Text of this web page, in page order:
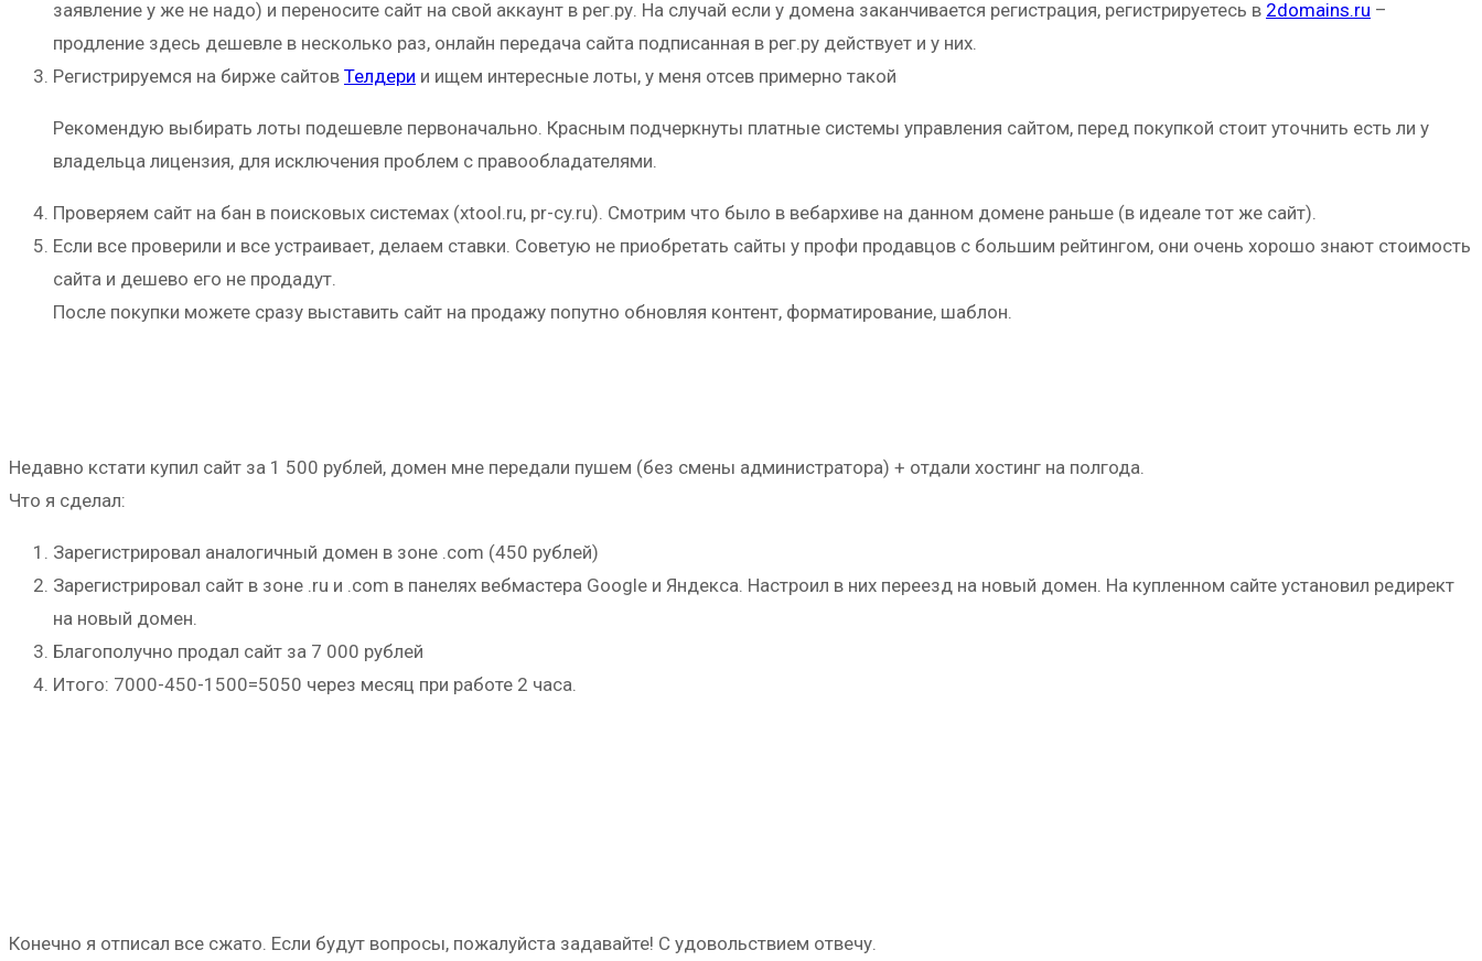
заявление у же не надо) и переносите сайт на свой аккаунт в рег.ру. На случай если у домена заканчивается регистрация, регистрируетесь в 2domains.ru –
продление здесь дешевле в несколько раз, онлайн передача сайта подписанная в рег.ру действует и у них.
Регистрируемся на бирже сайтов Телдери и ищем интересные лоты, у меня отсев примерно такой
Рекомендую выбирать лоты подешевле первоначально. Красным подчеркнуты платные системы управления сайтом, перед покупкой стоит уточнить есть ли у
владельца лицензия, для исключения проблем с правообладателями.
Проверяем сайт на бан в поисковых системах (xtool.ru, pr-cy.ru). Смотрим что было в вебархиве на данном домене раньше (в идеале тот же сайт).
Если все проверили и все устраивает, делаем ставки. Советую не приобретать сайты у профи продавцов с большим рейтингом, они очень хорошо знают стоимость
сайта и дешево его не продадут.
После покупки можете сразу выставить сайт на продажу попутно обновляя контент, форматирование, шаблон.
Недавно кстати купил сайт за 1 500 рублей, домен мне передали пушем (без смены администратора) + отдали хостинг на полгода.
Что я сделал:
Зарегистрировал аналогичный домен в зоне .com (450 рублей)
Зарегистрировал сайт в зоне .ru и .com в панелях вебмастера Google и Яндекса. Настроил в них переезд на новый домен. На купленном сайте установил редирект
на новый домен.
Благополучно продал сайт за 7 000 рублей
Итого: 7000-450-1500=5050 через месяц при работе 2 часа.
Конечно я отписал все сжато. Если будут вопросы, пожалуйста задавайте! С удовольствием отвечу.